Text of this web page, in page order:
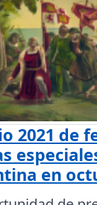
2021 de
en